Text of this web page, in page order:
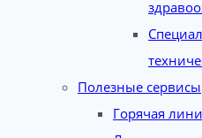
Полезные сервисы
Горячая